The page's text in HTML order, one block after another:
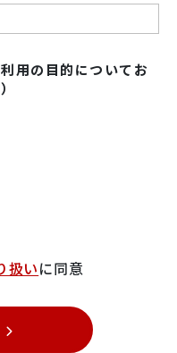
用の目的についてお
扱いに同意